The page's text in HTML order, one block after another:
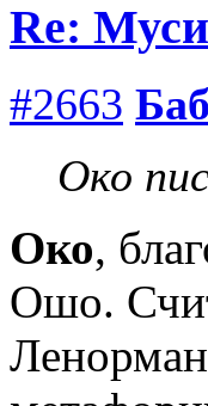
Re:
#2663
Око
Око,
Ошо.